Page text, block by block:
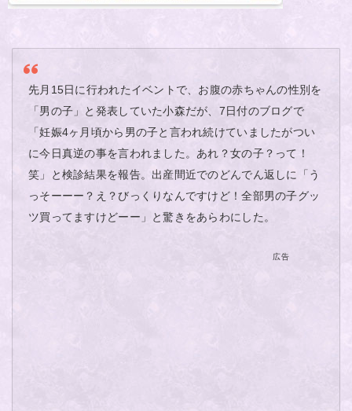
先月15日に行われたイベントで、お腹の赤ちゃんの性別を
「男の子」と発表していた小森だが、7日付のブログで
「妊娠4ヶ月頃から男の子と言われ続けていましたがつい
に今日真逆の事を言われました。あれ？女の子？って！
笑」と検診結果を報告。出産間近でのどんでん返しに「う
っそーーー？え？びっくりなんですけど！全部男の子グッ
ツ買ってますけどーー」と驚きをあらわにした。
広告